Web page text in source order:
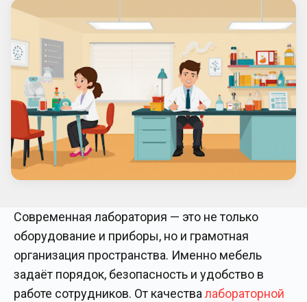
Современная лаборатория — это не только
оборудование и приборы, но и грамотная
организация пространства. Именно мебель
задаёт порядок, безопасность и удобство в
работе сотрудников. От качества лабораторной